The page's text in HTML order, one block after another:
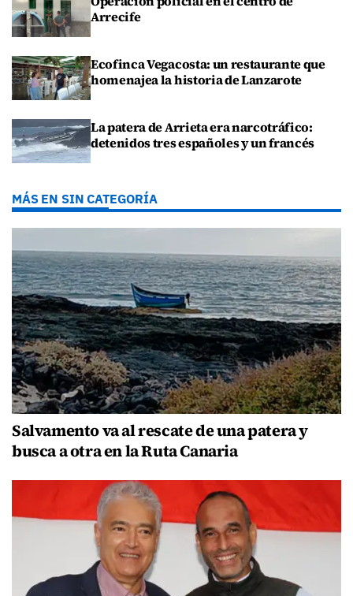
Arrecife
Ecofinca Vegacosta: un restaurante que
homenajea la historia de Lanzarote
La patera de Arrieta era narcotráfico:
detenidos tres españoles y un francés
MÁS EN SIN CATEGORÍA
Salvamento va al rescate de una patera y
busca a otra en la Ruta Canaria